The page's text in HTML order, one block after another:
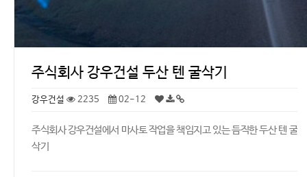
주식회사 강우건설 두산 텐 굴삭기
강우건설 2235 02-12
주식회사 강우건설에서 마사토 작업을 책임지고 있는 듬직한 두산 텐 굴
삭기